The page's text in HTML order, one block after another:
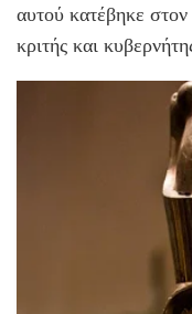
αυτού κατέβηκε στον
κριτής και